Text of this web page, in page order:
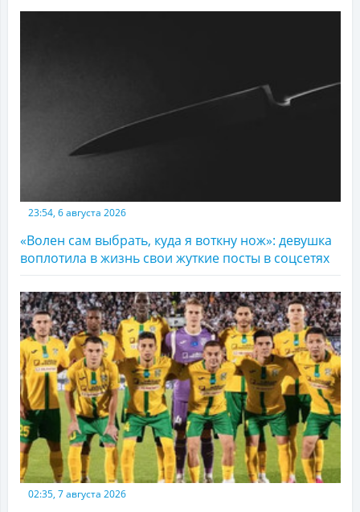
23:54, 6 августа 2026
«Волен сам выбрать, куда я воткну нож»: девушка
воплотила в жизнь свои жуткие посты в соцсетях
02:35, 7 августа 2026